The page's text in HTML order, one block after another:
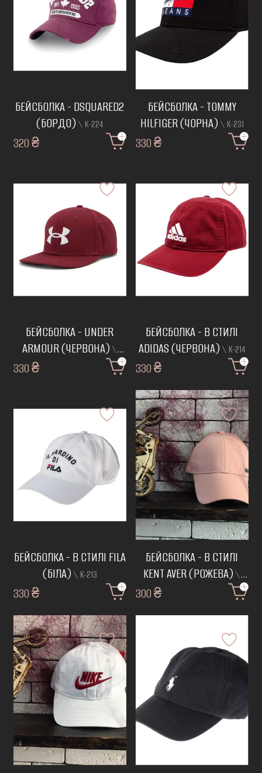
БЕЙСБОЛКА - DSQUARED2
(БОРДО)\ К-224
320 ₴
БЕЙСБОЛКА - TOMMY
HILFIGER (ЧОРНА)\ К-231
330 ₴
БЕЙСБОЛКА - UNDER
ARMOUR (ЧЕРВОНА)\
330 ₴
БЕЙСБОЛКА - В СТИЛІ
ADIDAS (ЧЕРВОНА)\ К-214
330 ₴
БЕЙСБОЛКА - В СТИЛІ FILA
(БІЛА)\ К-213
330 ₴
БЕЙСБОЛКА - В СТИЛІ
KENT AVER (РОЖЕВА)\
300 ₴